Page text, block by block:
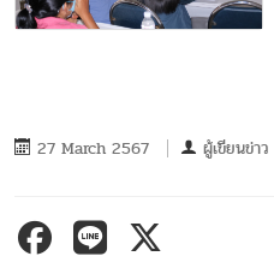
27 March 2567 ผู้เขียนข่าว